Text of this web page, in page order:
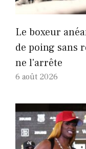
Le boxeur
de poing sans
ne l'arrête
6 août 2026